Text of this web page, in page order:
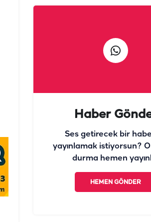
Haber
Ses getirecek bir
yayınlamak istiyorsun?
durma hemen
HEMEN GÖNDER